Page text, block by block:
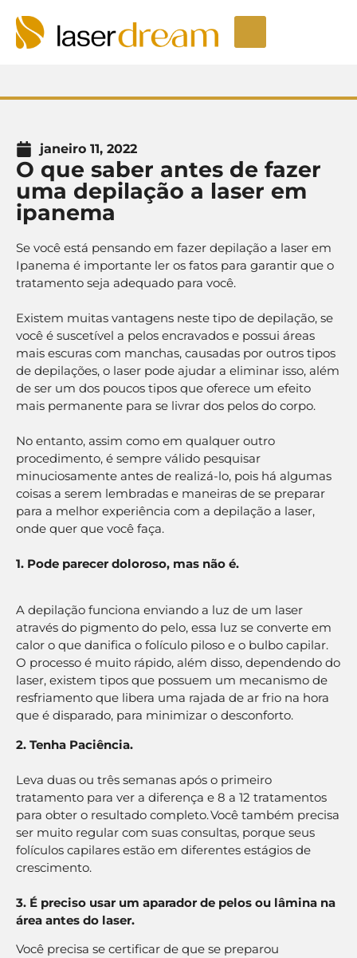
janeiro 11, 2022
O que saber antes de fazer
uma depilação a laser em
ipanema
Se você está pensando em fazer depilação a laser em
Ipanema é importante ler os fatos para garantir que o
tratamento seja adequado para você.
Existem muitas vantagens neste tipo de depilação, se
você é suscetível a pelos encravados e possui áreas
mais escuras com manchas, causadas por outros tipos
de depilações, o laser pode ajudar a eliminar isso, além
de ser um dos poucos tipos que oferece um efeito
mais permanente para se livrar dos pelos do corpo.
No entanto, assim como em qualquer outro
procedimento, é sempre válido pesquisar
minuciosamente antes de realizá-lo, pois há algumas
coisas a serem lembradas e maneiras de se preparar
para a melhor experiência com a depilação a laser,
onde quer que você faça.
1. Pode parecer doloroso, mas não é.
A depilação funciona enviando a luz de um laser
através do pigmento do pelo, essa luz se converte em
calor o que danifica o folículo piloso e o bulbo capilar.
O processo é muito rápido, além disso, dependendo do
laser, existem tipos que possuem um mecanismo de
resfriamento que libera uma rajada de ar frio na hora
que é disparado, para minimizar o desconforto.
2. Tenha Paciência.
Leva duas ou três semanas após o primeiro
tratamento para ver a diferença e 8 a 12 tratamentos
para obter o resultado completo. Você também precisa
ser muito regular com suas consultas, porque seus
folículos capilares estão em diferentes estágios de
crescimento.
3. É preciso usar um aparador de pelos ou lâmina na
área antes do laser.
Você precisa se certificar de que se preparou